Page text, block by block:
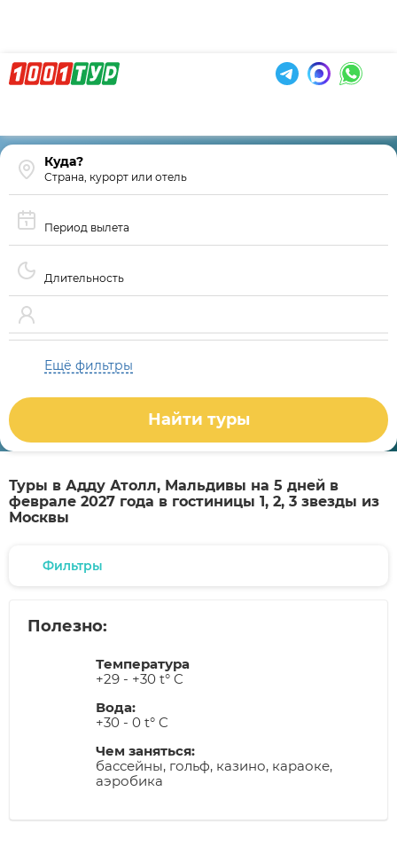
Страна, курорт или отель
Период вылета
Длительность
Ещё фильтры
Найти туры
Туры в Адду Атолл, Мальдивы на 5 дней в
феврале 2027 года в гостиницы 1, 2, 3 звезды из
Москвы
Фильтры
Полезно:
Температура
+29 - +30 t° C
Вода:
+30 - 0 t° C
Чем заняться:
бассейны, гольф, казино, караоке,
аэробика